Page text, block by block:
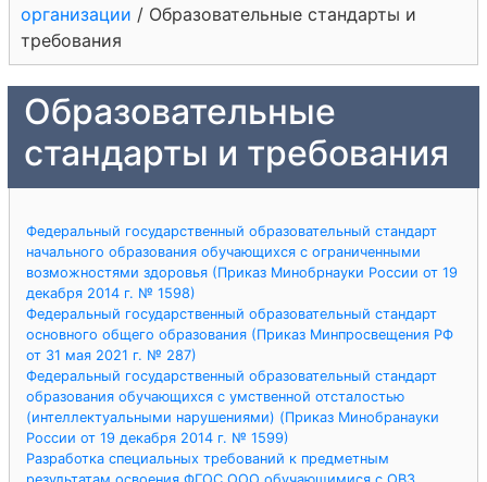
организации / Образовательные стандарты и
требования
Образовательные
стандарты и требования
Федеральный государственный образовательный стандарт
начального образования обучающихся с ограниченными
возможностями здоровья (Приказ Минобрнауки России от 19
декабря 2014 г. № 1598)
Федеральный государственный образовательный стандарт
основного общего образования (Приказ Минпросвещения РФ
от 31 мая 2021 г. № 287)
Федеральный государственный образовательный стандарт
образования обучающихся с умственной отсталостью
(интеллектуальными нарушениями) (Приказ Минобранауки
России от 19 декабря 2014 г. № 1599)
Разработка специальных требований к предметным